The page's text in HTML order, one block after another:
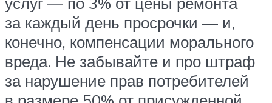
за каждый день просрочки — и,
конечно, компенсации морального
вреда. Не забывайте и про штраф
за нарушение прав потребителей